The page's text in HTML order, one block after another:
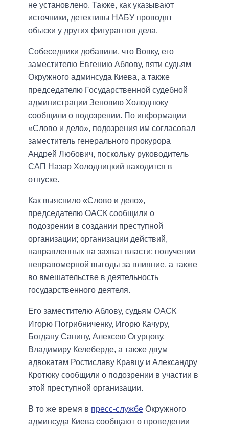
не установлено. Также, как указывают
источники, детективы НАБУ проводят
обыски у других фигурантов дела.
Собеседники добавили, что Вовку, его
заместителю Евгению Аблову, пяти судьям
Окружного админсуда Киева, а также
председателю Государственной судебной
администрации Зеновию Холоднюку
сообщили о подозрении. По информации
«Слово и дело», подозрения им согласовал
заместитель генерального прокурора
Андрей Любович, поскольку руководитель
САП Назар Холодницкий находится в
отпуске.
Как выяснило «Слово и дело»,
председателю ОАСК сообщили о
подозрении в создании преступной
организации; организации действий,
направленных на захват власти; получении
неправомерной выгоды за влияние, а также
во вмешательстве в деятельность
государственного деятеля.
Его заместителю Аблову, судьям ОАСК
Игорю Погрибниченку, Игорю Качуру,
Богдану Санину, Алексею Огурцову,
Владимиру Келеберде, а также двум
адвокатам Ростиславу Кравцу и Александру
Кротюку сообщили о подозрении в участии в
этой преступной организации.
В то же время в пресс-службе Окружного
админсуда Киева сообщают о проведении